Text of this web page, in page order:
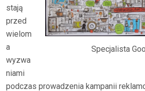
Specjalista
stają
przed
wielom
a
wyzwa
niami
podczas prowadzenia kampanii